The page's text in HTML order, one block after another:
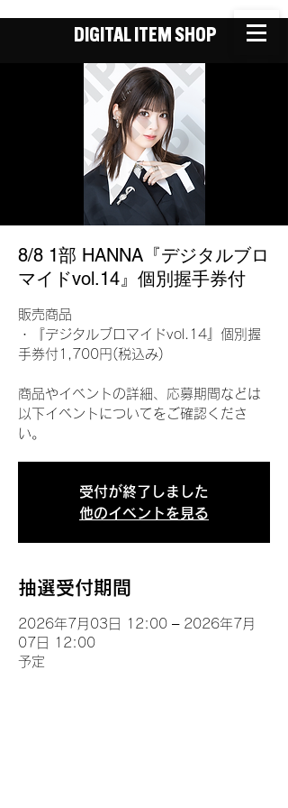
DIGITAL ITEM SHOP
8/8 1部 HANNA『デジタルブロ
マイドvol.14』個別握手券付
販売商品
・『デジタルブロマイドvol.14』個別握
手券付1,700円(税込み)
商品やイベントの詳細、応募期間などは
以下イベントについてをご確認くださ
い。
受付が終了しました
他のイベントを見る
抽選受付期間
2026年7月03日 12:00 – 2026年7月
07日 12:00
予定